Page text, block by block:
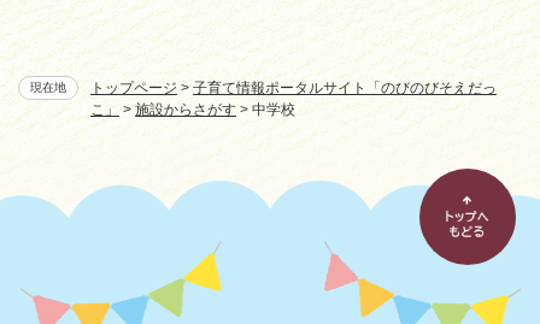
現在地 トップページ > 子育て情報ポータルサイト「のびのびそえだっ
こ」
> 施設からさがす > 中学校